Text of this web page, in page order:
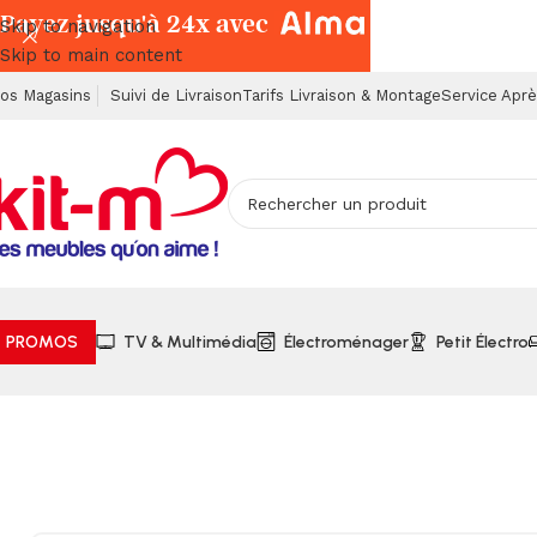
Skip to navigation
Skip to main content
Magasins Suivi de LivraisonTarifs Livraison & MontageService
PROMOS TV & Multimédia Électroménager Petit Électro
Payez jusqu'à 24x avec